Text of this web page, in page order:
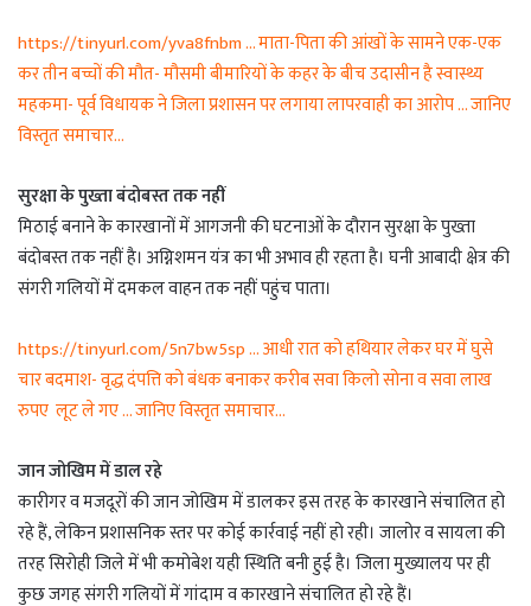
https://tinyurl.com/yva8fnbm … माता-पिता की आंखों के सामने एक-एक
कर तीन बच्चों की मौत- मौसमी बीमारियों के कहर के बीच उदासीन है स्वास्थ्य
महकमा- पूर्व विधायक ने जिला प्रशासन पर लगाया लापरवाही का आरोप … जानिए
विस्तृत समाचार…
सुरक्षा के पुख्ता बंदोबस्त तक नहीं
मिठाई बनाने के कारखानों में आगजनी की घटनाओं के दौरान सुरक्षा के पुख्ता
बंदोबस्त तक नहीं है। अग्निशमन यंत्र का भी अभाव ही रहता है। घनी आबादी क्षेत्र की
संगरी गलियों में दमकल वाहन तक नहीं पहुंच पाता।
https://tinyurl.com/5n7bw5sp … आधी रात को हथियार लेकर घर में घुसे
चार बदमाश- वृद्ध दंपत्ति को बंधक बनाकर करीब सवा किलो सोना व सवा लाख
रुपए लूट ले गए … जानिए विस्तृत समाचार…
जान जोखिम में डाल रहे
कारीगर व मजदूरों की जान जोखिम में डालकर इस तरह के कारखाने संचालित हो
रहे हैं, लेकिन प्रशासनिक स्तर पर कोई कार्रवाई नहीं हो रही। जालोर व सायला की
तरह सिरोही जिले में भी कमोबेश यही स्थिति बनी हुई है। जिला मुख्यालय पर ही
कुछ जगह संगरी गलियों में गांदाम व कारखाने संचालित हो रहे हैं।